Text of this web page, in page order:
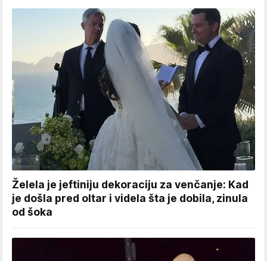
Želela je jeftiniju dekoraciju za venčanje: Kad
je došla pred oltar i videla šta je dobila, zinula
od šoka